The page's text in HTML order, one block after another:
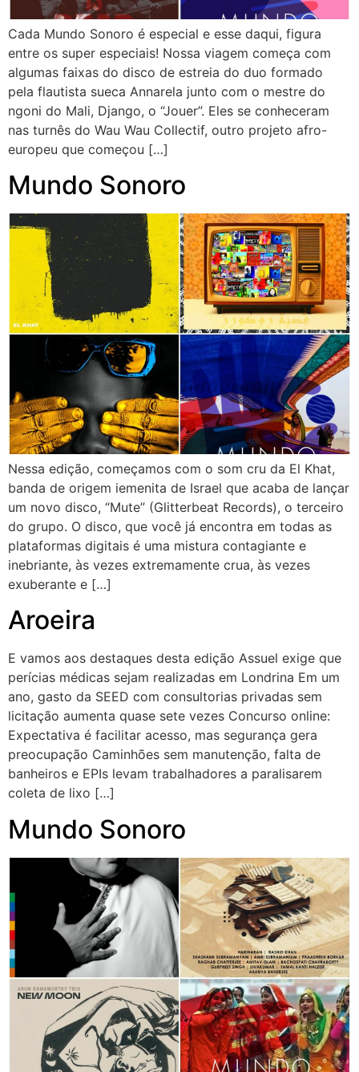
Cada Mundo Sonoro é especial e esse daqui, figura
entre os super especiais! Nossa viagem começa com
algumas faixas do disco de estreia do duo formado
pela flautista sueca Annarela junto com o mestre do
ngoni do Mali, Django, o “Jouer”. Eles se conheceram
nas turnês do Wau Wau Collectif, outro projeto afro-
europeu que começou […]
Mundo Sonoro
Nessa edição, começamos com o som cru da El Khat,
banda de origem iemenita de Israel que acaba de lançar
um novo disco, “Mute” (Glitterbeat Records), o terceiro
do grupo. O disco, que você já encontra em todas as
plataformas digitais é uma mistura contagiante e
inebriante, às vezes extremamente crua, às vezes
exuberante e […]
Aroeira
E vamos aos destaques desta edição Assuel exige que
perícias médicas sejam realizadas em Londrina Em um
ano, gasto da SEED com consultorias privadas sem
licitação aumenta quase sete vezes Concurso online:
Expectativa é facilitar acesso, mas segurança gera
preocupação Caminhões sem manutenção, falta de
banheiros e EPIs levam trabalhadores a paralisarem
coleta de lixo […]
Mundo Sonoro